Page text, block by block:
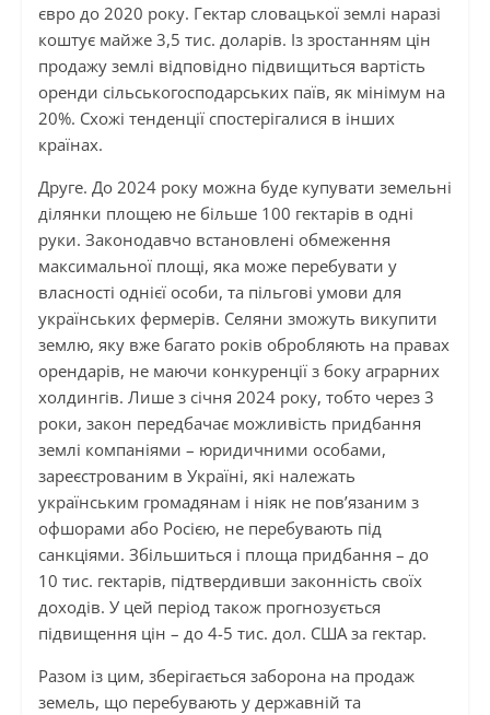
євро до 2020 року. Гектар словацької землі наразі
коштує майже 3,5 тис. доларів. Із зростанням цін
продажу землі відповідно підвищиться вартість
оренди сільськогосподарських паїв, як мінімум на
20%. Схожі тенденції спостерігалися в інших
країнах.
Друге. До 2024 року можна буде купувати земельні
ділянки площею не більше 100 гектарів в одні
руки. Законодавчо встановлені обмеження
максимальної площі, яка може перебувати у
власності однієї особи, та пільгові умови для
українських фермерів. Селяни зможуть викупити
землю, яку вже багато років обробляють на правах
орендарів, не маючи конкуренції з боку аграрних
холдингів. Лише з січня 2024 року, тобто через 3
роки, закон передбачає можливість придбання
землі компаніями – юридичними особами,
зареєстрованим в Україні, які належать
українським громадянам і ніяк не пов’язаним з
офшорами або Росією, не перебувають під
санкціями. Збільшиться і площа придбання – до
10 тис. гектарів, підтвердивши законність своїх
доходів. У цей період також прогнозується
підвищення цін – до 4-5 тис. дол. США за гектар.
Разом із цим, зберігається заборона на продаж
земель, що перебувають у державній та